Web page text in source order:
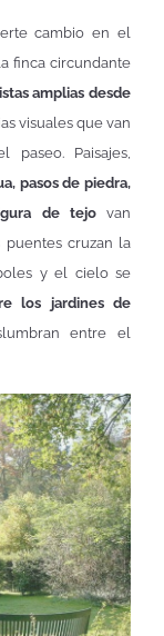
cambio en el
finca circundante
amplias desde
visuales que van
paseo. Paisajes,
pasos de piedra,
de tejovan
cruzan la
y el cielo se
los jardines de
entre el